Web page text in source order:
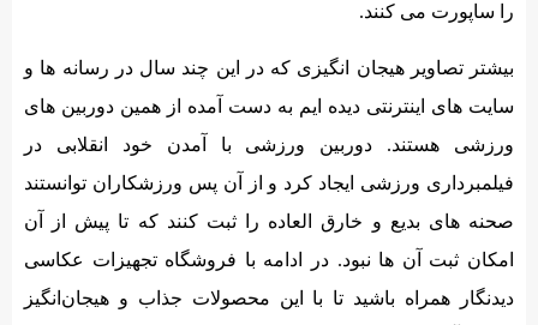
را ساپورت می کنند.
بیشتر تصاویر هیجان انگیزی که در این چند سال در رسانه ها و
سایت های اینترنتی دیده ایم به دست آمده از همین دوربین های
ورزشی هستند. دوربین ورزشی با آمدن خود انقلابی در
فیلمبرداری ورزشی ایجاد کرد و از آن پس ورزشکاران توانستند
صحنه های بدیع و خارق العاده را ثبت کنند که تا پیش از آن
امکان ثبت آن ها نبود. در ادامه با فروشگاه تجهیزات عکاسی
دیدنگار همراه باشید تا با این محصولات جذاب و هیجان‌انگیز